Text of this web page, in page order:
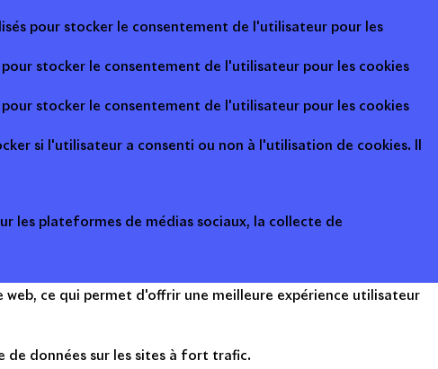
pour stocker le consentement de l'utilisateur pour les
stocker le consentement de l'utilisateur pour les cookies
stocker le consentement de l'utilisateur pour les cookies
si l'utilisateur a consenti ou non à l'utilisation de cookies. Il
les plateformes de médias sociaux, la collecte de
ce qui permet d'offrir une meilleure expérience utilisateur
de données sur les sites à fort trafic.